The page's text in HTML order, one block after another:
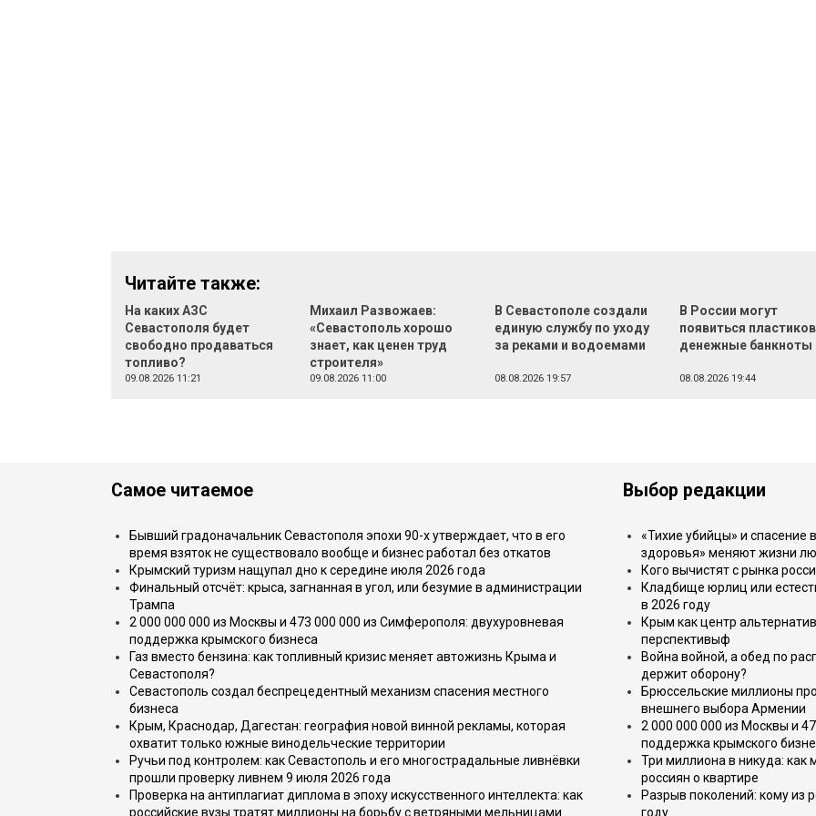
Читайте также:
На каких АЗС
Севастополя будет
свободно продаваться
топливо?
09.08.2026 11:21
Михаил Развожаев:
«Севастополь хорошо
знает, как ценен труд
строителя»
09.08.2026 11:00
В Севастополе создали
единую службу по уходу
за реками и водоемами
08.08.2026 19:57
В России могут
появиться
денежные банкноты
08.08.2026 19:44
Самое читаемое
Бывший градоначальник Севастополя эпохи 90-х утверждает, что в его
время взяток не существовало вообще и бизнес работал без откатов
Крымский туризм нащупал дно к середине июля 2026 года
Финальный отсчёт: крыса, загнанная в угол, или безумие в администрации
Трампа
2 000 000 000 из Москвы и 473 000 000 из Симферополя: двухуровневая
поддержка крымского бизнеса
Газ вместо бензина: как топливный кризис меняет автожизнь Крыма и
Севастополя?
Севастополь создал беспрецедентный механизм спасения местного
бизнеса
Крым, Краснодар, Дагестан: география новой винной рекламы, которая
охватит только южные винодельческие территории
Ручьи под контролем: как Севастополь и его многострадальные ливнёвки
прошли проверку ливнем 9 июля 2026 года
Проверка на антиплагиат диплома в эпоху искусственного интеллекта: как
российские вузы тратят миллионы на борьбу с ветряными мельницами
Выбор редакции
«Тихие убийцы» и спасение
здоровья» меняют жизни
Кого вычистят с рынка
Кладбище юрлиц или
в 2026 году
Крым как центр
перспективыф
Война войной, а обед по
держит оборону?
Брюссельские миллионы
внешнего выбора Армении
2 000 000 000 из Москвы и
поддержка крымского
Три миллиона в никуда:
россиян о квартире
Разрыв поколений: кому из
году